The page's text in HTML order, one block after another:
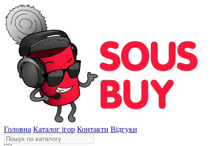
Головна Каталог ігор Контакти Відгуки